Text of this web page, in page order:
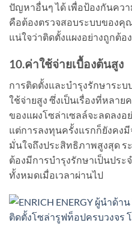
ปัญหาอื่นๆ ได้ เพื่อป้องกันคว
คือต้องตรวจสอบระบบของคุ
แน่ใจว่าติดตั้งแผงอย่างถูกต้อง
10.ค่าใช้จ่ายเบื้องต้นสูง
การติดตั้งและบำรุงรักษาระ
ใช้จ่ายสูง ซึ่งเป็นเรื่องที่หลา
ของแผงโซล่าเซลล์จะลดลง
แต่การลงทุนครั้งแรกก็ยังคง
มั่นใจถึงประสิทธิภาพสูงสุด ร
ต้องมีการบำรุงรักษาเป็นประ
ทั้งหมดเมื่อเวลาผ่านไป